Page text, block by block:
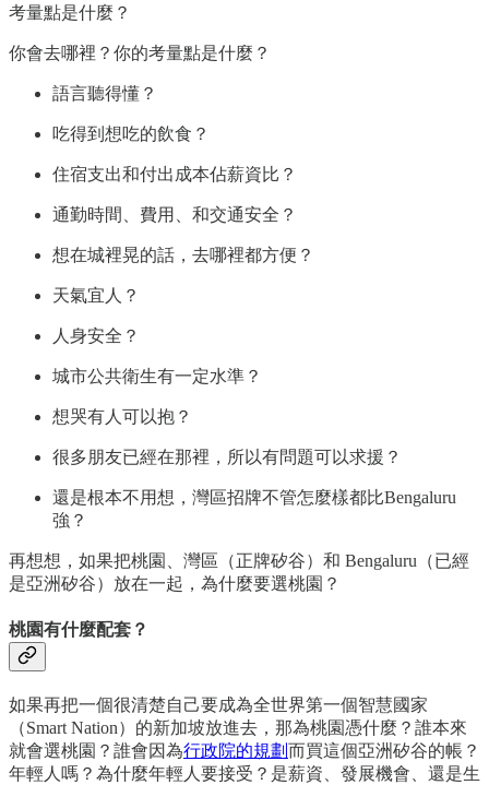
考量點是什麼？
你會去哪裡？你的考量點是什麼？
語言聽得懂？
吃得到想吃的飲食？
住宿支出和付出成本佔薪資比？
通勤時間、費用、和交通安全？
想在城裡晃的話，去哪裡都方便？
天氣宜人？
人身安全？
城市公共衛生有一定水準？
想哭有人可以抱？
很多朋友已經在那裡，所以有問題可以求援？
還是根本不用想，灣區招牌不管怎麼樣都比Bengaluru
強？
再想想，如果把桃園、灣區（正牌矽谷）和 Bengaluru（已經
是亞洲矽谷）放在一起，為什麼要選桃園？
桃園有什麼配套？
如果再把一個很清楚自己要成為全世界第一個智慧國家
（Smart Nation）的新加坡放進去，那為桃園憑什麼？誰本來
就會選桃園？誰會因為行政院的規劃 而買這個亞洲矽谷的帳？
年輕人嗎？為什麼年輕人要接受？是薪資、發展機會、還是生